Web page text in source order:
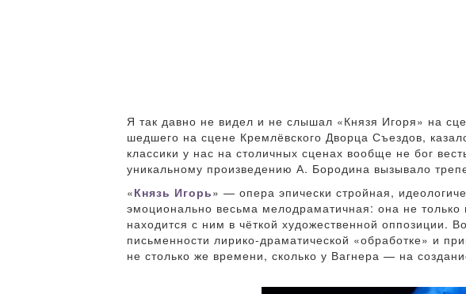
Я так давно не видел и не слышал «Князя Игоря» на
шедшего на сцене Кремлёвского Дворца Съездов,
классики у нас на столичных сценах вообще не бог
уникальному произведению А. Бородина вызывало
«Князь Игорь» — опера эпически стройная,
эмоционально весьма мелодраматичная: она не
находится с ним в чёткой художественной оппозиции.
письменности лирико-драматической «обработке» и
не столько же времени, сколько у Вагнера — на